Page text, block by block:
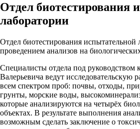
Отдел биотестирования
лаборатории
Отдел биотестирования испытательной
проведением анализов на
Специалисты отдела под руководством
Валерьевича ведут исследовательскую
всем спектром проб: почвы, отходы,
грунты, морские воды,
которые анализируются на четырёх
объектах. В результате выполнения
возможным сделать заключение о